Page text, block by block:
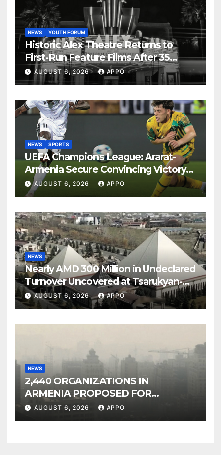
NEWS YOUTH FORUM
Historic Alex Theatre Returns to
First-Run Feature Films After 35
Years
AUGUST 6, 2026 APPO
NEWS SPORTS
UEFA Champions League: Ararat-
Armenia Secure Convincing Victory
Over Shamrock Rovers 2-0
AUGUST 6, 2026 APPO
NEWS
Nearly AMD 300 Million in Undeclared
Turnover Uncovered at Tsarukyan-
Owned Entertainment Center
AUGUST 6, 2026 APPO
NEWS
2,440 ORGANIZATIONS IN
ARMENIA PROPOSED FOR
INCLUSION IN LIST OF AIR
AUGUST 6, 2026 APPO